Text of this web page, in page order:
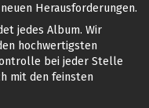
Herausforderungen.
jedes Album. Wir
hochwertigsten
bei jeder Stelle
mit den feinsten